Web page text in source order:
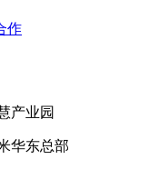
作
产业园
华东总部